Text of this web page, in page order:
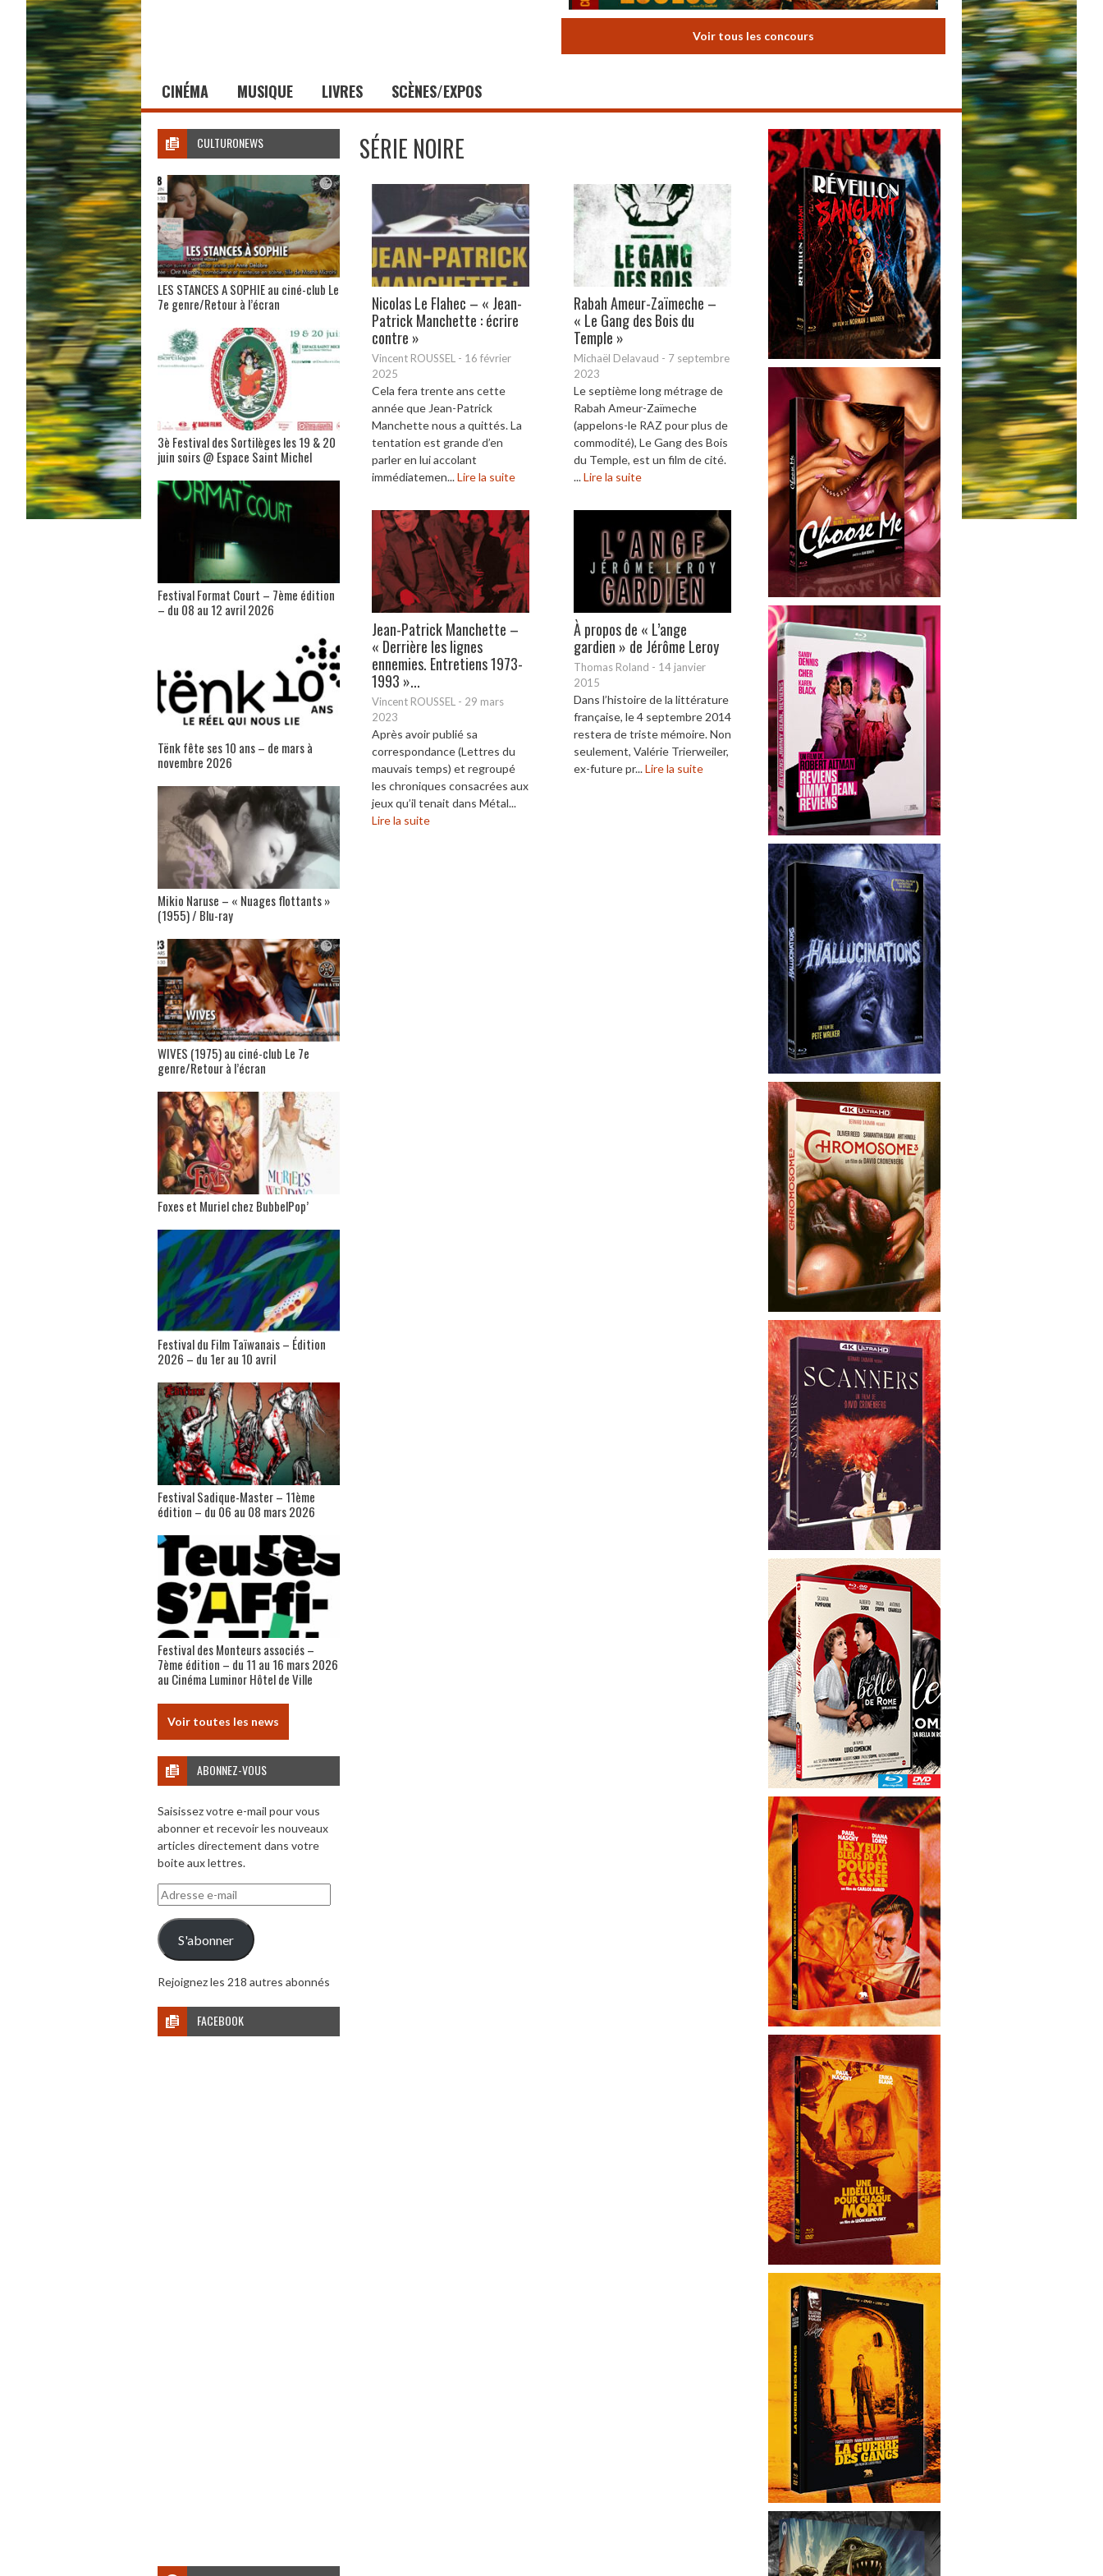
Voir tous les concours
CINÉMA MUSIQUE LIVRES SCÈNES/EXPOS
SÉRIE NOIRE
Nicolas Le Flahec – « Jean-
Patrick Manchette : écrire
contre »
Vincent ROUSSEL - 16 février
2025
Cela fera trente ans cette
année que Jean-Patrick
Manchette nous a quittés. La
tentation est grande d’en
parler en lui accolant
immédiatemen...Lire la suite
Rabah Ameur-Zaïmeche –
« Le Gang des Bois du
Temple »
Michaël Delavaud - 7 septembre
2023
Le septième long métrage de
Rabah Ameur-Zaïmeche
(appelons-le RAZ pour plus de
commodité), Le Gang des Bois
du Temple, est un film de cité.
...Lire la suite
Jean-Patrick Manchette –
« Derrière les lignes
ennemies. Entretiens 1973-
1993 »...
Vincent ROUSSEL - 29 mars
2023
Après avoir publié sa
correspondance (Lettres du
mauvais temps) et regroupé
les chroniques consacrées aux
jeux qu’il tenait dans Métal...
Lire la suite
À propos de « L’ange
gardien » de Jérôme Leroy
Thomas Roland - 14 janvier
2015
Dans l’histoire de la littérature
française, le 4 septembre 2014
restera de triste mémoire. Non
seulement, Valérie Trierweiler,
ex-future pr...Lire la suite
CULTURONEWS
LES STANCES A SOPHIE au ciné-club Le
7e genre/Retour à l’écran
3è Festival des Sortilèges les 19 & 20
juin soirs @ Espace Saint Michel
Festival Format Court – 7ème édition
– du 08 au 12 avril 2026
Tënk fête ses 10 ans – de mars à
novembre 2026
Mikio Naruse – « Nuages flottants »
(1955) / Blu-ray
WIVES (1975) au ciné-club Le 7e
genre/Retour à l’écran
Foxes et Muriel chez BubbelPop’
Festival du Film Taïwanais – Édition
2026 – du 1er au 10 avril
Festival Sadique-Master – 11ème
édition – du 06 au 08 mars 2026
Festival des Monteurs associés –
7ème édition – du 11 au 16 mars 2026
au Cinéma Luminor Hôtel de Ville
Voir toutes les news
ABONNEZ-VOUS
Saisissez votre e-mail pour vous
abonner et recevoir les nouveaux
articles directement dans votre
boite aux lettres.
Adresse
e-
mail
S'abonner
Rejoignez les 218 autres abonnés
FACEBOOK